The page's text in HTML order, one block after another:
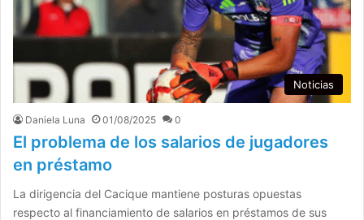
Noticias
Daniela Luna 01/08/2025 0
El problema de los salarios de jugadores
en préstamo
La dirigencia del Cacique mantiene posturas opuestas
respecto al financiamiento de salarios en préstamos de sus